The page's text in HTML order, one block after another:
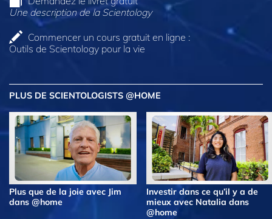
Une description de la Scientology
Commencer un cours gratuit en ligne :
Outils de Scientology pour la vie
PLUS DE SCIENTOLOGISTS @HOME
Plus que de la joie avec Jim
dans @home
Investir dans ce qu’il y a de
mieux avec Natalia dans
@home